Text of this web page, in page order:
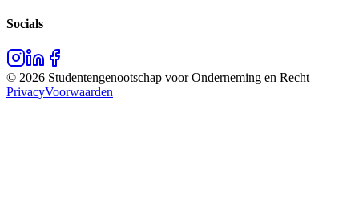
Socials
© 2026 Studentengenootschap voor Onderneming en Recht
PrivacyVoorwaarden